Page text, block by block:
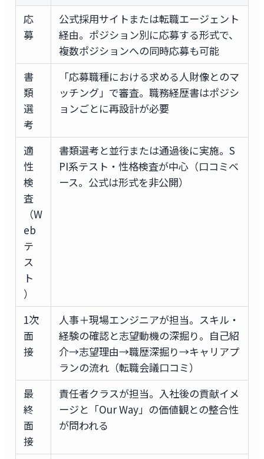
応
募
公式採用サイトまたは転職エージェント
経由。ポジション別に応募する形式で、
複数ポジションへの同時応募も可能
書
類
選
考
「応募職種における求める人財像とのマ
ッチング」で審査。職務経歴書はポジシ
ョンごとに再設計が必要
適
性
検
査
（W
eb
テ
ス
ト
）
書類選考と並行または通過後に実施。S
PI系テスト・性格検査が中心（口コミベ
ース。公式は形式を非公開）
1次
面
接
人事＋現場エンジニアが担当。スキル・
経験の確認と志望動機の深掘り。自己紹
介→志望理由→職歴深掘り→キャリアプ
ランの流れ（転職会議口コミ）
最
終
面
接
責任者クラスが担当。入社後の貢献イメ
ージと「Our Way」の価値観との整合性
が問われる